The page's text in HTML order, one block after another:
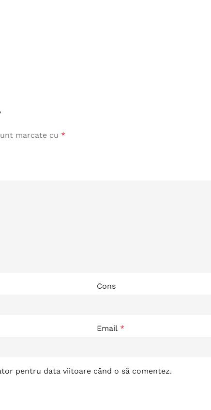
marcate cu *
Cons
Email *
pentru data viitoare când o să comentez.